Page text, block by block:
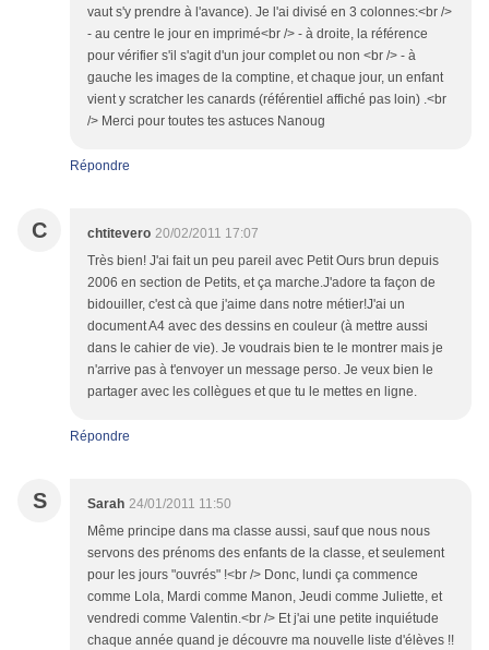
vaut s'y prendre à l'avance). Je l'ai divisé en 3 colonnes:<br />
- au centre le jour en imprimé<br /> - à droite, la référence
pour vérifier s'il s'agit d'un jour complet ou non <br /> - à
gauche les images de la comptine, et chaque jour, un enfant
vient y scratcher les canards (référentiel affiché pas loin) .<br
/> Merci pour toutes tes astuces Nanoug
Répondre
C chtitevero 20/02/2011 17:07
Très bien! J'ai fait un peu pareil avec Petit Ours brun depuis
2006 en section de Petits, et ça marche.J'adore ta façon de
bidouiller, c'est cà que j'aime dans notre métier!J'ai un
document A4 avec des dessins en couleur (à mettre aussi
dans le cahier de vie). Je voudrais bien te le montrer mais je
n'arrive pas à t'envoyer un message perso. Je veux bien le
partager avec les collègues et que tu le mettes en ligne.
Répondre
S Sarah 24/01/2011 11:50
Même principe dans ma classe aussi, sauf que nous nous
servons des prénoms des enfants de la classe, et seulement
pour les jours "ouvrés" !<br /> Donc, lundi ça commence
comme Lola, Mardi comme Manon, Jeudi comme Juliette, et
vendredi comme Valentin.<br /> Et j'ai une petite inquiétude
chaque année quand je découvre ma nouvelle liste d'élèves !!